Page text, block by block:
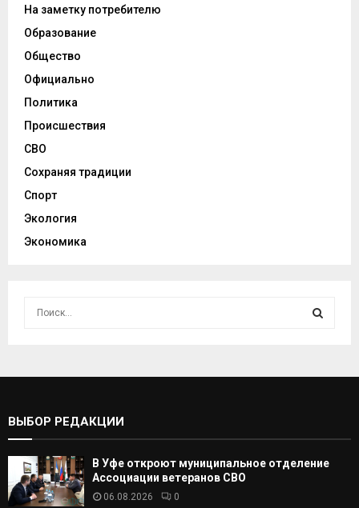
На заметку потребителю
Образование
Общество
Официально
Политика
Происшествия
СВО
Сохраняя традиции
Спорт
Экология
Экономика
С
А
ВЫБОР РЕДАКЦИИ
В Уфе откроют муниципальное отделение
Ассоциации ветеранов СВО
06.08.2026 0